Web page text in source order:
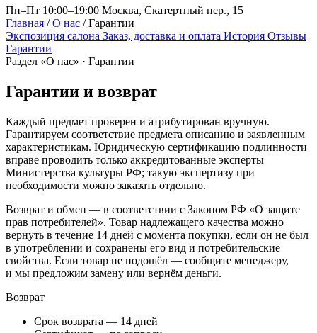
Пн–Пт 10:00–19:00 Москва, Скатертный пер., 15
Главная / О нас / Гарантии
Экспозиция салона Заказ, доставка и оплата История Отзывы
Гарантии
Раздел «О нас» · Гарантии
Гарантии и возврат
Каждый предмет проверен и атрибутирован вручную.
Гарантируем соответствие предмета описанию и заявленным
характеристикам. Юридическую сертификацию подлинности
вправе проводить только аккредитованные эксперты
Министерства культуры РФ; такую экспертизу при
необходимости можно заказать отдельно.
Возврат и обмен — в соответствии с Законом РФ «О защите
прав потребителей». Товар надлежащего качества можно
вернуть в течение 14 дней с момента покупки, если он не был
в употреблении и сохранены его вид и потребительские
свойства. Если товар не подошёл — сообщите менеджеру,
и мы предложим замену или вернём деньги.
Возврат
Срок возврата — 14 дней